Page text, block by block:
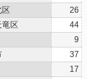
区
26
竜区
44
9
37
17